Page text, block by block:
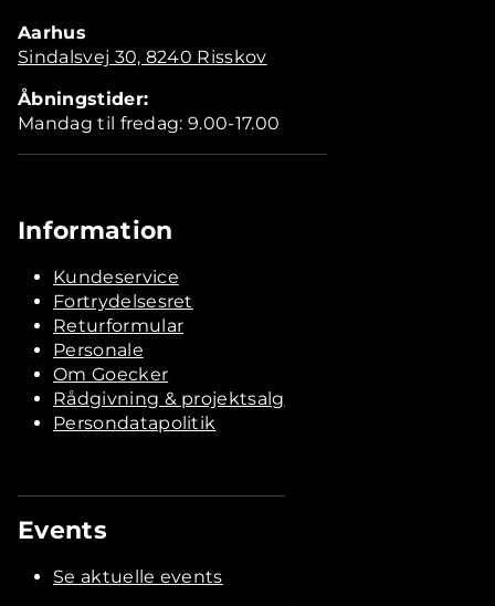
Aarhus
Sindalsvej 30, 8240 Risskov
Åbningstider:
Mandag til fredag: 9.00-17.00
Information
Kundeservice
Fortrydelsesret
Returformular
Personale
Om Goecker
Rådgivning & projektsalg
Persondatapolitik
Events
Se aktuelle events